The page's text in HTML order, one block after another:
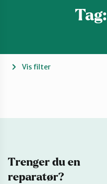
Forbehold
Mitt navn
Tag:
Vis filter
Trenger du en
reparatør?